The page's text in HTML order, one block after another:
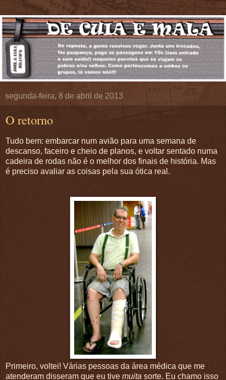
segunda-feira, 8 de abril de 2013
O retorno
Tudo bem: embarcar num avião para uma semana de
descanso, faceiro e cheio de planos, e voltar sentado numa
cadeira de rodas não é o melhor dos finais de história. Mas
é preciso avaliar as coisas pela sua ótica real.
Primeiro, voltei! Várias pessoas da área médica que me
atenderam disseram que eu tive muita sorte. Eu chamo isso